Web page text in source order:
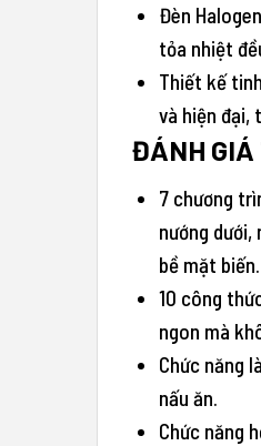
Đèn
tỏa nhiệt
Thiết kế
và hiện đại,
ĐÁNH GIÁ
7 chương
nướng
bề mặt
10 công
ngon mà
Chức năng
nấu ăn.
Chức năng